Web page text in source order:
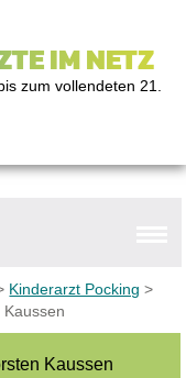
IM NETZ
zum vollendeten 21.
Kinderarzt Pocking >
Kaussen